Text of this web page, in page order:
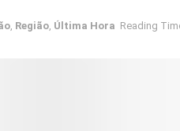
, Região, Última Hora Reading